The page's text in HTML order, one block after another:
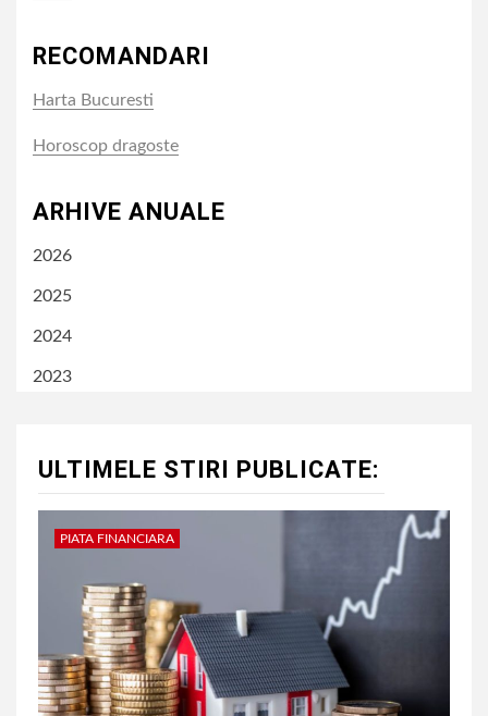
RECOMANDARI
Harta Bucuresti
Horoscop dragoste
ARHIVE ANUALE
2026
2025
2024
2023
ULTIMELE STIRI PUBLICATE:
PIATA FINANCIARA